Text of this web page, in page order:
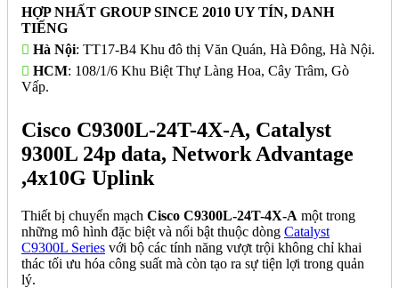
HỢP NHẤT GROUP SINCE 2010 UY TÍN, DANH
TIẾNG
Hà Nội: TT17-B4 Khu đô thị Văn Quán, Hà Đông, Hà Nội.
HCM: 108/1/6 Khu Biệt Thự Làng Hoa, Cây Trâm, Gò
Vấp.
Cisco C9300L-24T-4X-A, Catalyst
9300L 24p data, Network Advantage
,4x10G Uplink
Thiết bị chuyển mạch Cisco C9300L-24T-4X-A một trong
những mô hình đặc biệt và nổi bật thuộc dòng Catalyst
C9300L Series với bộ các tính năng vượt trội không chỉ khai
thác tối ưu hóa công suất mà còn tạo ra sự tiện lợi trong quản
lý.